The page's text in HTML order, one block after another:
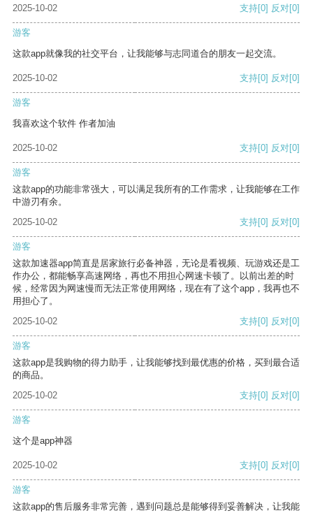
2025-10-02
支持[0] 反对[0]
游客
这款app就像我的社交平台，让我能够与志同道合的朋友一起交流。
2025-10-02 支持[0] 反对[0]
游客
我喜欢这个软件 作者加油
2025-10-02 支持[0] 反对[0]
游客
这款app的功能非常强大，可以满足我所有的工作需求，让我能够在工作
中游刃有余。
2025-10-02
支持[0] 反对[0]
游客
这款加速器app简直是居家旅行必备神器，无论是看视频、玩游戏还是工
作办公，都能畅享高速网络，再也不用担心网速卡顿了。以前出差的时
候，经常因为网速慢而无法正常使用网络，现在有了这个app，我再也不
用担心了。
2025-10-02
支持[0] 反对[0]
游客
这款app是我购物的得力助手，让我能够找到最优惠的价格，买到最合适
的商品。
2025-10-02
支持[0] 反对[0]
游客
这个是app神器
2025-10-02 支持[0] 反对[0]
游客
这款app的售后服务非常完善，遇到问题总是能够得到妥善解决，让我能